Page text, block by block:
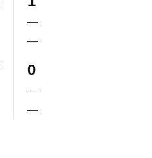
—
—
0
—
—